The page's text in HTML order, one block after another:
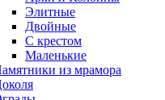
Элитные
Двойные
С крестом
Маленькие
из мрамора